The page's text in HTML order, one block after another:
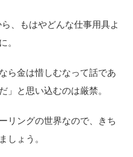
、もはやどんな仕事用具よ
。
ら金は惜しむなって話であ
」と思い込むのは厳禁。
リングの世界なので、きち
しょう。